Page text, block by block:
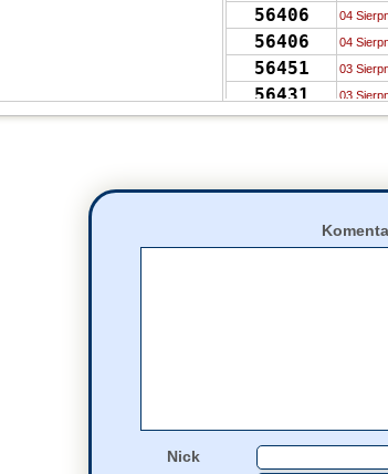
56406 04
56406 04
56451 03
56431 03
56405 03
03
56402
Nick